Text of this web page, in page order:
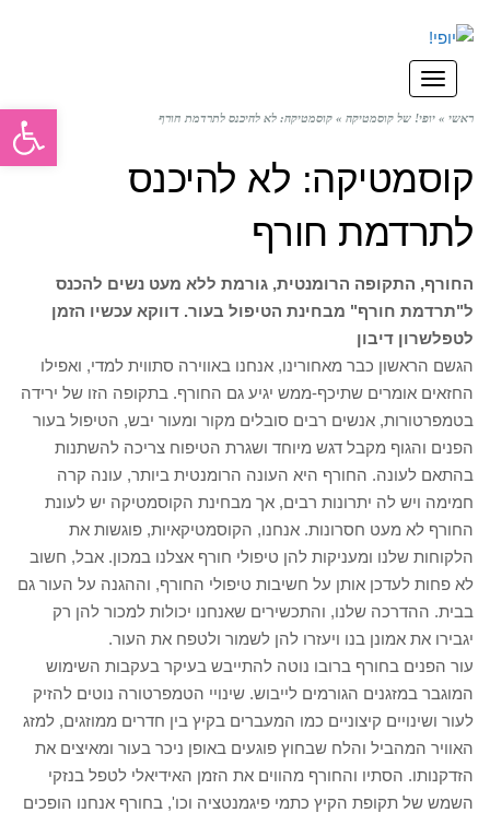
תפריט
ראשי » יופי! של קוסמטיקה » קוסמטיקה: לא להיכנס לתרדמת חורף
קוסמטיקה: לא להיכנס
לתרדמת חורף
החורף, התקופה הרומנטית, גורמת ללא מעט נשים להכנס
ל"תרדמת חורף" מבחינת הטיפול בעור. דווקא עכשיו הזמן
לטפלשרון דיבון
הגשם הראשון כבר מאחורינו, אנחנו באווירה סתווית למדי, ואפילו
החזאים אומרים שתיכף-ממש יגיע גם החורף. בתקופה הזו של ירידה
בטמפרטורות, אנשים רבים סובלים מקור ומעור יבש, הטיפול בעור
הפנים והגוף מקבל דגש מיוחד ושגרת הטיפוח צריכה להשתנות
בהתאם לעונה. החורף היא העונה הרומנטית ביותר, עונה קרה
חמימה ויש לה יתרונות רבים, אך מבחינת הקוסמטיקה יש לעונת
החורף לא מעט חסרונות. אנחנו, הקוסמטיקאיות, פוגשות את
הלקוחות שלנו ומעניקות להן טיפולי חורף אצלנו במכון. אבל, חשוב
לא פחות לעדכן אותן על חשיבות טיפולי החורף, וההגנה על העור גם
בבית. ההדרכה שלנו, והתכשירים שאנחנו יכולות למכור להן רק
יגבירו את אמונן בנו ויעזרו להן לשמור ולטפח את העור.
עור הפנים בחורף ברובו נוטה להתייבש בעיקר בעקבות השימוש
המוגבר במזגנים הגורמים לייבוש. שינויי הטמפרטורה נוטים להזיק
לעור ושינויים קיצוניים כמו המעברים בקיץ בין חדרים ממוזגים, למזג
האוויר המהביל והלח שבחוץ פוגעים באופן ניכר בעור ומאיצים את
הזדקנותו. הסתיו והחורף מהווים את הזמן האידיאלי לטפל בנזקי
השמש של תקופת הקיץ כתמי פיגמנטציה וכו', בחורף אנחנו הופכים
פתח